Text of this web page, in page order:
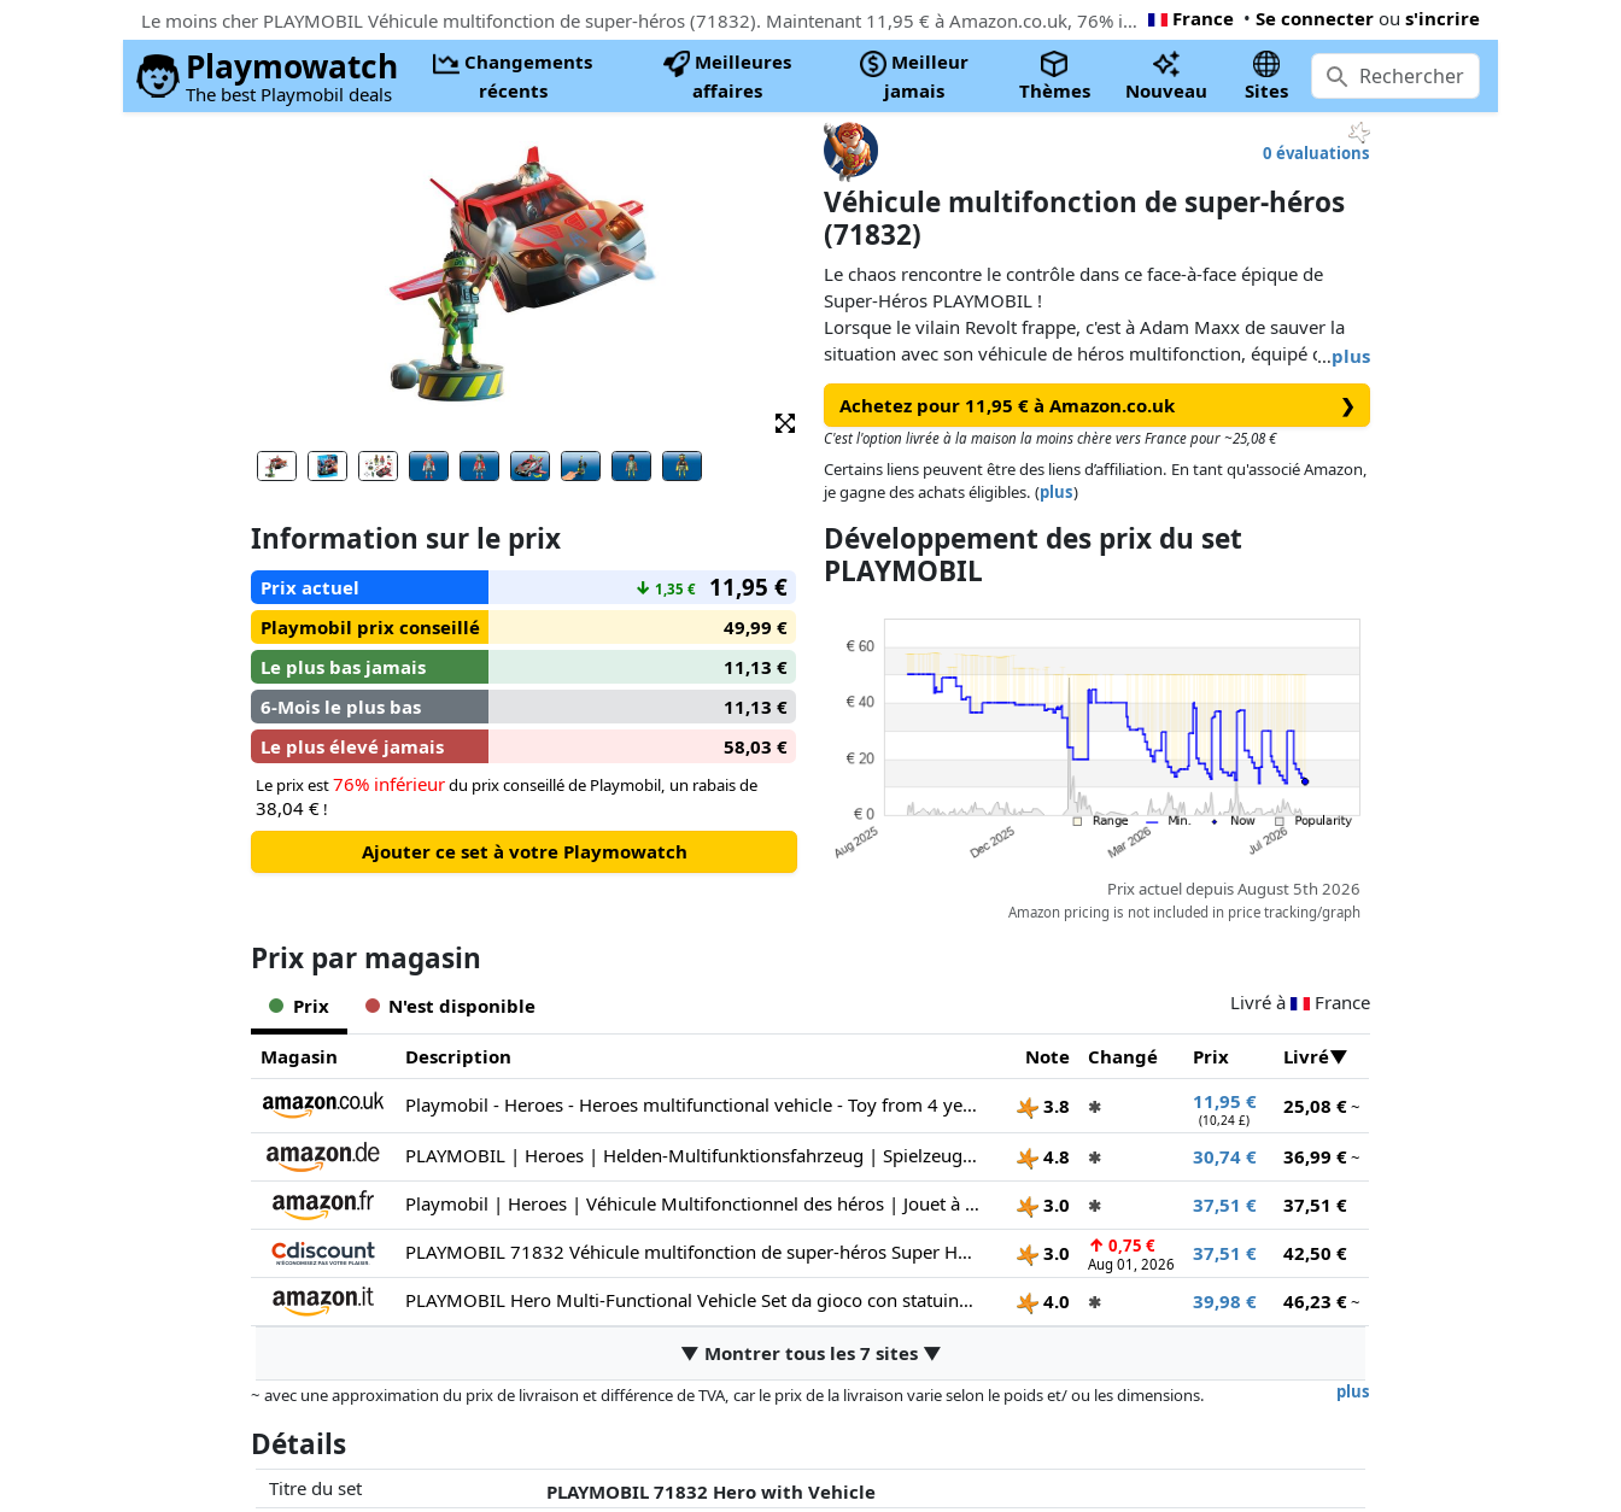
Le moins cher PLAYMOBIL Véhicule multifonction de super-héros (71832). Maintenant 11,95 € à Amazon.co.uk, 76% inférieur le Playmobil prix conseillé France • Se connecter ou s'incrire
Playmowatch
The best Playmobil deals
Changements
récents
Meilleures
affaires
Meilleur
jamais
Thèmes Nouveau Sites
0 évaluations
Véhicule multifonction de super-héros
(71832)
…plus
Le chaos rencontre le contrôle dans ce face-à-face épique de
Super-Héros PLAYMOBIL !
Lorsque le vilain Revolt frappe, c'est à Adam Maxx de sauver la
situation avec son véhicule de héros multifonction, équipé de
canons à tir frontal. Doté d'ailes transformables, de turbines à
propulseur et de flotteurs intégrés, ce véhicule polyvalent
conquiert terre, air et eau. Que ce soit en lançant depuis la rampe
de saut ou en ripostant avec le canon portatif, Adam Maxx est
toujours prêt.
Chargé d'équipements futuristes, de projectiles et d'accessoires
puissants, ce set PLAYMOBIL Super-Héros offre un jeu
du futur !
Achetez pour 11,95 € à Amazon.co.uk ❯
C'est l'option livrée à la maison la moins chère vers France pour ~25,08 €
Certains liens peuvent être des liens d’affiliation. En tant qu'associé Amazon,
je gagne des achats éligibles. (plus)
Information sur le prix
Prix actuel ↓ 1,35 € 11,95 €
Playmobil prix conseillé
49,99 €
Le plus bas jamais
11,13 €
6-Mois le plus bas
11,13 €
Le plus élevé jamais
58,03 €
Le prix est76% inférieurdu prix conseillé de Playmobil, un rabais de
38,04 € !
Ajouter ce set à votre Playmowatch
Développement des prix du set
PLAYMOBIL
Prix actuel depuis August 5th 2026
Amazon pricing is not included in price tracking/graph
Prix ​​par magasin
Prix N'est disponible Livré à France
Magasin Description Note Changé Prix
Livré
Playmobil - Heroes - Heroes multifunctional vehicle - Toy from 4 years - Gift for children - Versatile action vehicle - With shooting function and play figure - 71832
3.8 ✱ 11,95 €
(10,24 £)
25,08 €~
PLAYMOBIL | Heroes | Helden-Multifunktionsfahrzeug | Spielzeug ab 4 Jahren | Geschenk für Kinder | Vielseitiges Action-Fahrzeug | Mit Schussfunktion & Spielfigur | 71832 4.8 ✱ 30,74 € 36,99 €~
Playmobil | Heroes | Véhicule Multifonctionnel des héros | Jouet à partir de 4 Ans | Cadeau pour Enfants | Véhicule d'action Polyvalent | avec Fonction de tir & Figurine | 71832 3.0 ✱ 37,51 €
37,51 €
PLAYMOBIL 71832 Véhicule multifonction de super-héros Super Heroes 70 pièces Dès 4 ans
3.0 ↑ 0,75 €
Aug 01, 2026 37,51 €
42,50 €
PLAYMOBIL Hero Multi-Functional Vehicle Set da gioco con statuine, Veicolo multifunzione degli eroi
4.0 ✱ 39,98 € 46,23 €~
▼ Montrer tous les 7 sites ▼
plus
~ avec une approximation du prix de livraison et différence de TVA, car le prix de la livraison varie selon le poids et/ ou les dimensions.
aucune influence sur celui-ci. Ce n'est qu'à prix égaux que les réalisations historiques peuvent influencer l'ordre.
Détails
Titre du set
PLAYMOBIL 71832 Hero with Vehicle